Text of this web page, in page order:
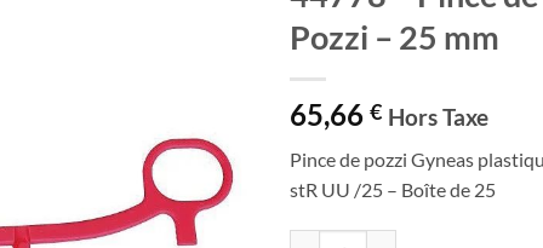
Pozzi – 25 mm
65,66 € Hors Taxe
Pince de pozzi Gyneas
stR UU /25 – Boîte de 25